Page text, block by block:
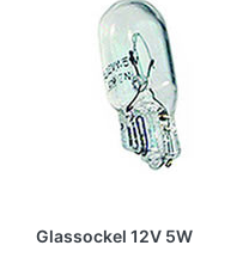
Glassockel 12V 5W